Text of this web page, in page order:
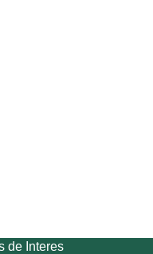
de Interes